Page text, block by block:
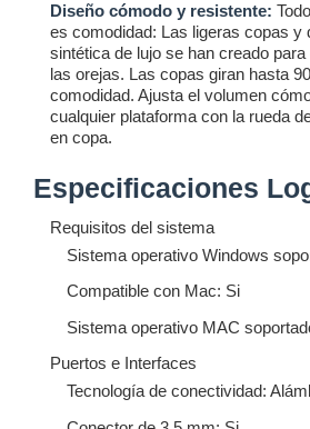
Diseño cómodo y resistente:
es comodidad: Las ligeras copas y
sintética de lujo se han creado
las orejas. Las copas giran hasta
comodidad. Ajusta el volumen
cualquier plataforma con la rueda
en copa.
Especificaciones
Requisitos del sistema
Sistema operativo Windows
Compatible con Mac: Si
Sistema operativo MAC
Puertos e Interfaces
Tecnología de conectividad: